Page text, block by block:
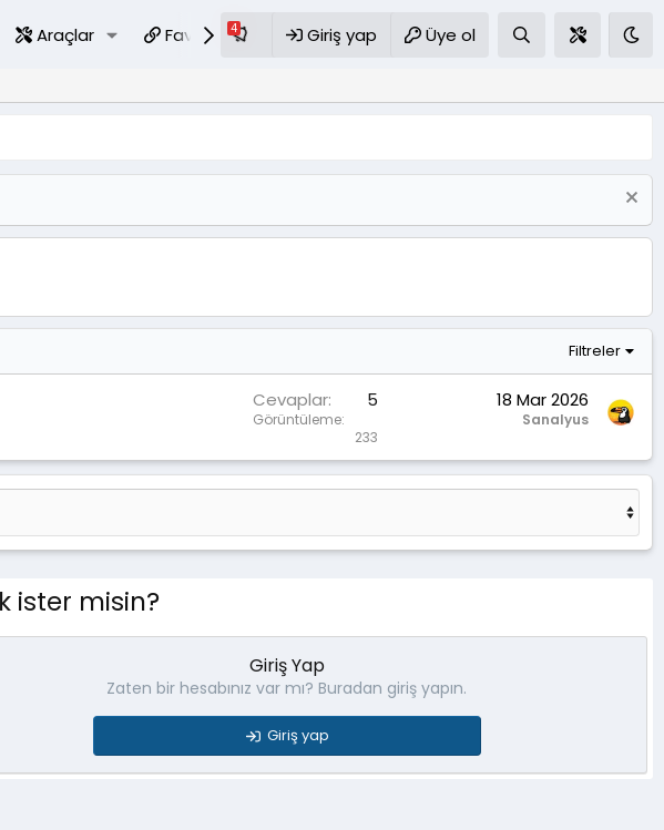
Araçlar Favoriler S.S.S
Giriş yap Üye ol
Filtreler
Cevaplar 5
Görüntüleme
233
18 Mar 2026
Sanalyus
ister misin?
Giriş Yap
Zaten bir hesabınız var mı? Buradan giriş yapın.
Giriş yap